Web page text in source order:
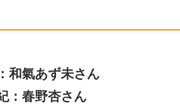
和氣あず未さん
：春野杏さん